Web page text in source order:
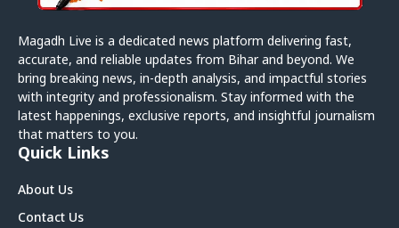
Magadh Live is a dedicated news platform delivering fast,
accurate, and reliable updates from Bihar and beyond. We
bring breaking news, in-depth analysis, and impactful stories
with integrity and professionalism. Stay informed with the
latest happenings, exclusive reports, and insightful journalism
that matters to you.
Quick Links
About Us
Contact Us